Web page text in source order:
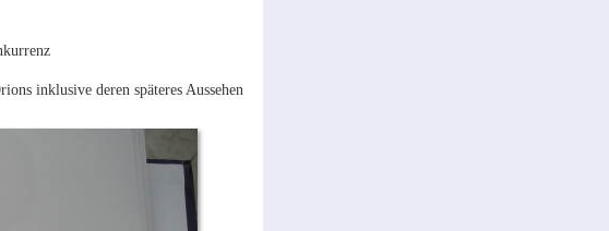
inklusive deren späteres Aussehen